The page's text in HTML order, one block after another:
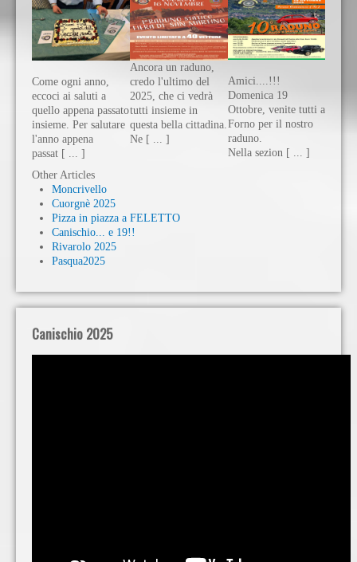
Come ogni anno,
eccoci ai saluti a
quello appena passato
insieme. Per salutare
l'anno appena
passat [ ... ]
Ancora un raduno,
credo l'ultimo del
2025, che ci vedrà
tutti insieme in
questa bella cittadina.
Ne [ ... ]
Amici....!!!
Domenica 19
Ottobre, venite tutti a
Forno per il nostro
raduno.
Nella sezion [ ... ]
Other Articles
Moncrivello
Cuorgnè 2025
Pizza in piazza a FELETTO
Canischio... e 19!!
Rivarolo 2025
Pasqua2025
Canischio 2025